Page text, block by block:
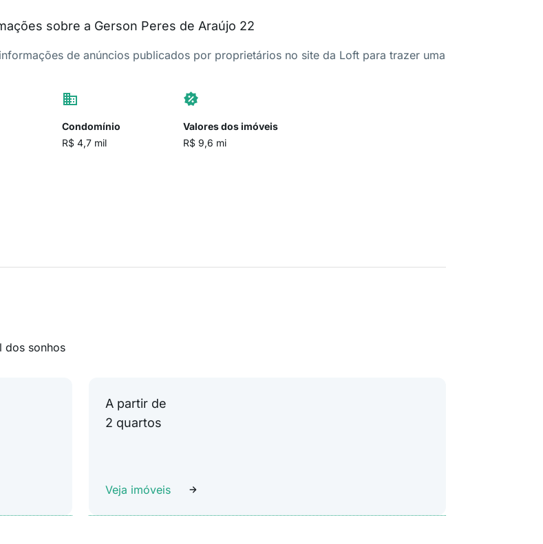
sobre a Gerson Peres de Araújo 22
de anúncios publicados por proprietários no site da Loft para trazer uma
Condomínio
R$ 4,7 mil
Valores dos imóveis
R$ 9,6 mi
dos sonhos
A partir de
2 quartos
Veja imóveis